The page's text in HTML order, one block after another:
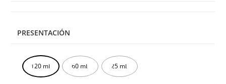
PRESENTACIÓN
120 mL 60 mL 25 mL